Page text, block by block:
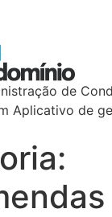
de
Aplicativo de